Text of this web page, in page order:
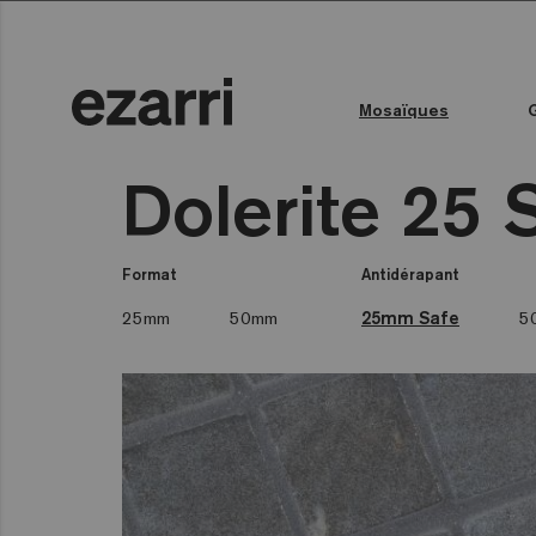
Mosaïques
Dolerite 25
Format
25mm 50mm
Antidérapant
25mm Safe